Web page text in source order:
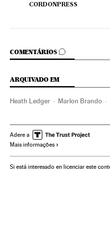
CORDONPRESS
COMENTÁRIOS
COMENTÁRIOS
ARQUIVADO EM
Heath Ledger Marlon Brando
Indústria Cinematográfica
Richard Gere
Daniel Day Lewis Matt Damon
Adere a
Mais informações
Si está interesado en licenciar este